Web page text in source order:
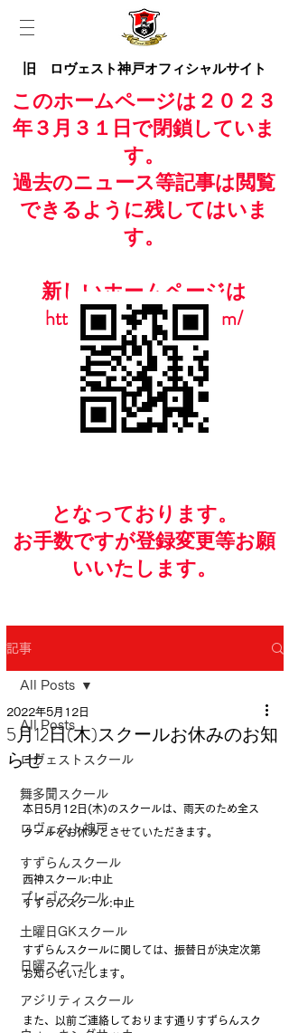
旧 ロヴェスト神戸オフィシャルサイト
このホームページは２０２３
年３月３１日で閉鎖していま
す。
過去のニュース等記事は閲覧
できるように残してはいま
す。
新しいホームページは
https://www.casailfc.com/
​となっております。
お手数ですが​登録変更等お願
いいたします。
記事
All Posts
ロヴェストスクール
舞多聞スクール
ロヴェスト神戸
すずらんスクール
プレゴスクール
土曜日GKスクール
日曜スクール
アジリティスクール
All Posts
5月12日(木)スクールお休みのお知
らせ
2022年5月12日
本日5月12日(木)のスクールは、雨天のため全ス
クールをお休みとさせていただきます。
西神スクール:中止
すずらんスクール:中止
すずらんスクールに関しては、振替日が決定次第
お知らせいたします。
また、以前ご連絡しております通りすずらんスク